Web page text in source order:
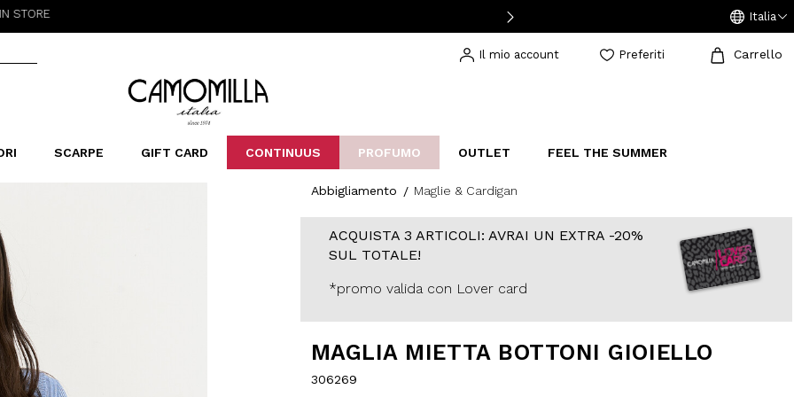
Italia
Il mio account Preferiti Carrello
Camomilla Italia®
STUDIO
BIJOUX
SCARPE
SNEAKERS
GIFT CARD CONTINUUS PROFUMO OUTLET FEEL THE SUMMER
Abbigliamento Maglie & Cardigan
ACQUISTA 3 ARTICOLI: AVRAI UN EXTRA -20%
SUL TOTALE!
*promo valida con Lover card
MAGLIA MIETTA BOTTONI GIOIELLO
306269